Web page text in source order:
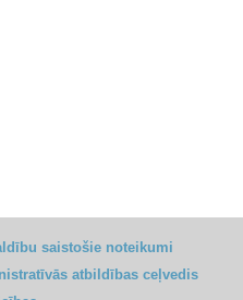
saistošie noteikumi
atbildības ceļvedis